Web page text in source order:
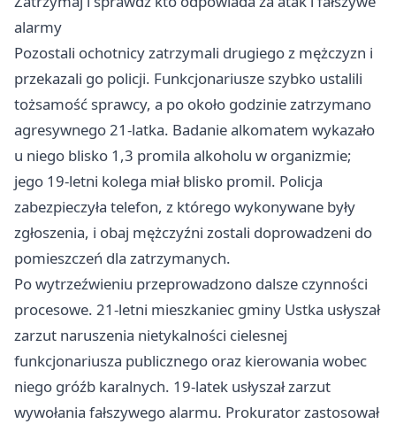
alarmy
Pozostali ochotnicy zatrzymali drugiego z mężczyzn i
przekazali go policji. Funkcjonariusze szybko ustalili
tożsamość sprawcy, a po około godzinie zatrzymano
agresywnego 21-latka. Badanie alkomatem wykazało
u niego blisko 1,3 promila alkoholu w organizmie;
jego 19-letni kolega miał blisko promil. Policja
zabezpieczyła telefon, z którego wykonywane były
zgłoszenia, i obaj mężczyźni zostali doprowadzeni do
pomieszczeń dla zatrzymanych.
Po wytrzeźwieniu przeprowadzono dalsze czynności
procesowe. 21-letni mieszkaniec gminy Ustka usłyszał
zarzut naruszenia nietykalności cielesnej
funkcjonariusza publicznego oraz kierowania wobec
niego gróźb karalnych. 19-latek usłyszał zarzut
wywołania fałszywego alarmu. Prokurator zastosował